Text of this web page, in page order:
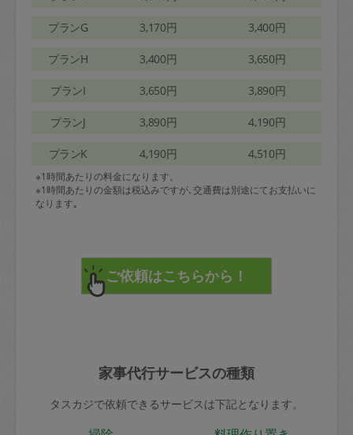
プランG 3,170円 3,400円
プランH 3,400円 3,650円
プランI 3,650円 3,890円
プランJ 3,890円 4,190円
プランK 4,190円 4,510円
※1時間あたりの料金になります。
※1時間あたりの金額は税込みですが､交通費は別途にてお支払いに
なります｡
家事代行サービスの種類
タスカジで依頼できるサービスは下記となります。